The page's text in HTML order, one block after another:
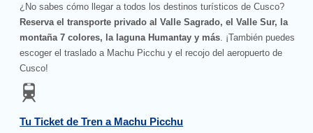
¿No sabes cómo llegar a todos los destinos turísticos de Cusco?
Reserva el transporte privado al Valle Sagrado, el Valle Sur, la
montaña 7 colores, la laguna Humantay y más. ¡También puedes
escoger el traslado a Machu Picchu y el recojo del aeropuerto de
Cusco!
Tu Ticket de Tren a Machu Picchu